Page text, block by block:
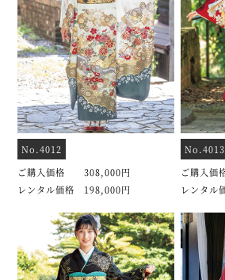
No.4012
ご購入価格 308,000円
レンタル価格 198,000円
No.4013
ご購入
レンタ